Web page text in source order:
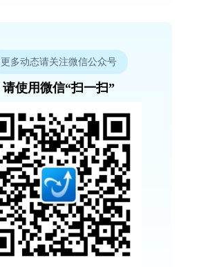
更多动态请关注微信公众号
请使用微信“扫一扫”